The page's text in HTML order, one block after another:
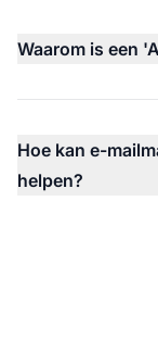
Waarom is een
Hoe kan e-
helpen?